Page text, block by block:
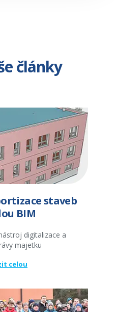
články
staveb
BIM
digitalizace a
majetku
celou